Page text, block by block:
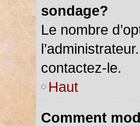
sondage?
Le nombre
contactez-le.
Haut
Comment